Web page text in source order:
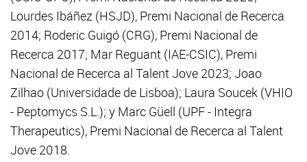
Lourdes Ibáñez (HSJD), Premi Nacional de Recerca
2014; Roderic Guigó (CRG), Premi Nacional de
Recerca 2017; Mar Reguant (IAE-CSIC), Premi
Nacional de Recerca al Talent Jove 2023; Joao
Zilhao (Universidade de Lisboa); Laura Soucek (VHIO
- Peptomycs S.L.); y Marc Güell (UPF - Integra
Therapeutics), Premi Nacional de Recerca al Talent
Jove 2018.